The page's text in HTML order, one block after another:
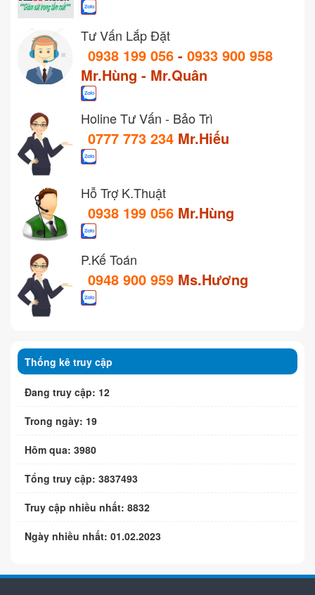
Tư Vấn Lắp Đặt
0938 199 056 - 0933 900 958
Mr.Hùng - Mr.Quân
Holine Tư Vấn - Bảo Trì
0777 773 234 Mr.Hiếu
Hỗ Trợ K.Thuật
0938 199 056 Mr.Hùng
P.Kế Toán
0948 900 959 Ms.Hương
Thống kê truy cập
Đang truy cập: 12
Trong ngày: 19
Hôm qua: 3980
Tổng truy cập: 3837493
Truy cập nhiều nhất: 8832
Ngày nhiều nhất: 01.02.2023